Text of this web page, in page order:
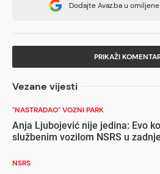
Dodajte Avaz.ba u
PRIKAŽI
Vezane vijesti
"NASTRADAO" VOZNI PARK
Anja Ljubojević nije jedina: Evo
službenim vozilom NSRS u
NSRS